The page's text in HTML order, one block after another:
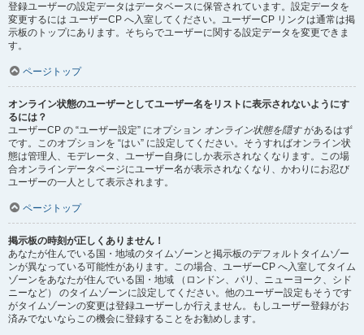
登録ユーザーの設定データはデータベースに保管されています。設定データを
変更するには ユーザーCP へ入室してください。ユーザーCP リンクは通常は掲
示板のトップにあります。そちらでユーザーに関する設定データを変更できま
す。
ページトップ
オンライン状態のユーザーとしてユーザー名をリストに表示されないようにす
るには？
ユーザーCP の “ユーザー設定” にオプション オンライン状態を隠すがあるはず
です。このオプションを “はい” に設定してください。そうすればオンライン状
態は管理人、モデレータ、ユーザー自身にしか表示されなくなります。この場
合オンラインデータページにユーザー名が表示されなくなり、かわりにお忍び
ユーザーの一人として表示されます。
ページトップ
掲示板の時刻が正しくありません！
あなたが住んでいる国・地域のタイムゾーンと掲示板のデフォルトタイムゾー
ンが異なっている可能性があります。この場合、ユーザーCP へ入室してタイム
ゾーンをあなたが住んでいる国・地域 （ロンドン、パリ、ニューヨーク、シド
ニーなど） のタイムゾーンに設定してください。他のユーザー設定もそうです
がタイムゾーンの変更は登録ユーザーしか行えません。もしユーザー登録がお
済みでないならこの機会に登録することをお勧めします。